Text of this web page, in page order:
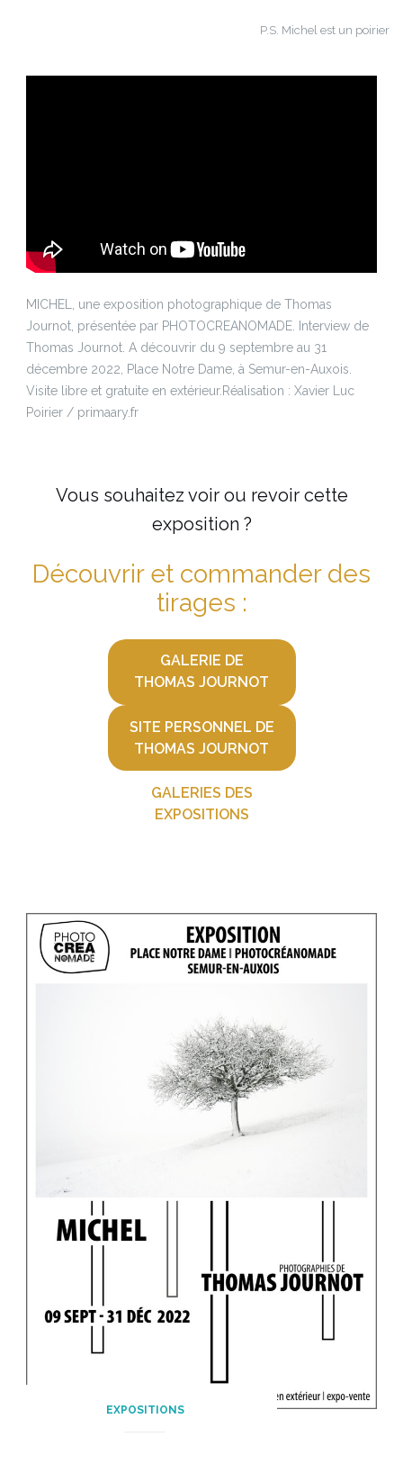
P.S. Michel est un poirier
MICHEL, une exposition photographique de Thomas
Journot, présentée par PHOTOCREANOMADE. Interview de
Thomas Journot. A découvrir du 9 septembre au 31
décembre 2022, Place Notre Dame, à Semur-en-Auxois.
Visite libre et gratuite en extérieur. Réalisation : Xavier Luc
Poirier / primaary.fr
Vous souhaitez voir ou revoir cette
exposition ?
Découvrir et commander des
tirages :
GALERIE DE
THOMAS JOURNOT
SITE PERSONNEL DE
THOMAS JOURNOT
GALERIES DES
EXPOSITIONS
EXPOSITIONS